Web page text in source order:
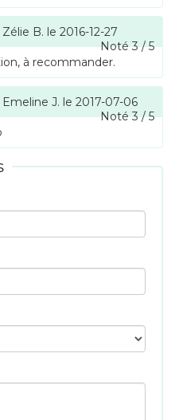
Zélie B. le 2016-12-27
Noté3/5
à recommander.
Emeline J. le 2017-07-06
Noté3/5